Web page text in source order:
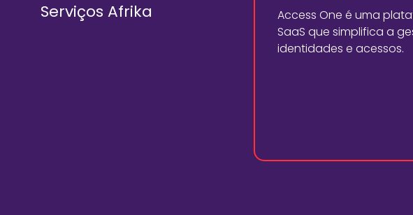
Serviços Afrika
Access One é uma
SaaS que simplifica a
identidades e acessos.